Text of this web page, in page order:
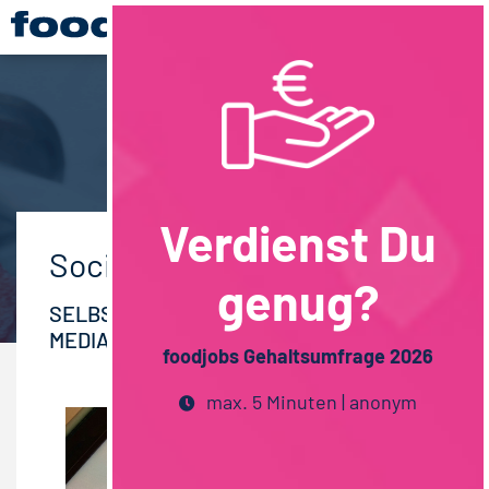
Social-Media-Tipps
SELBSTVERMARKTUNG IN SOCIAL-
MEDIA-KANÄLEN
Verdienst Du
genug?
foodjobs Gehaltsumfrage 2026
max. 5 Minuten | anonym